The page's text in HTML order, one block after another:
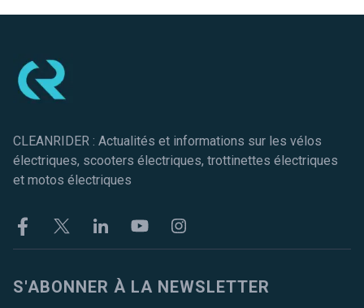
CLEANRIDER : Actualités et informations sur les vélos
électriques, scooters électriques, trottinettes électriques
et motos électriques
FacebookTwitter LinkekinYoutubeInstagram
S'ABONNER À LA NEWSLETTER